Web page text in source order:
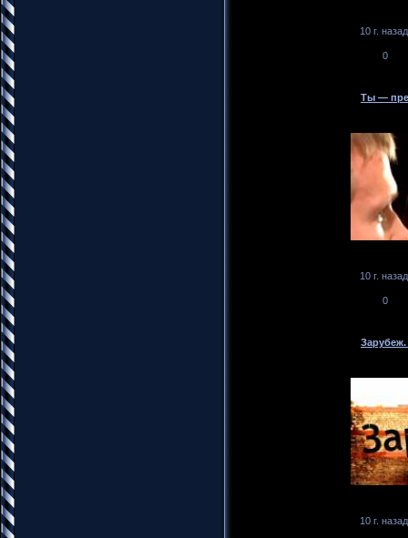
10 г. назад
0
Ты —
10 г. назад
0
10 г. назад